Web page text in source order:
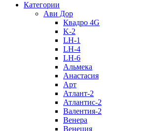
Категории
Ави Дор
Квадро 4G
K-2
LH-1
LH-4
LH-6
Альмека
Анастасия
Арт
Атлант-2
Атлантис-2
Валентия-2
Венера
Венеция